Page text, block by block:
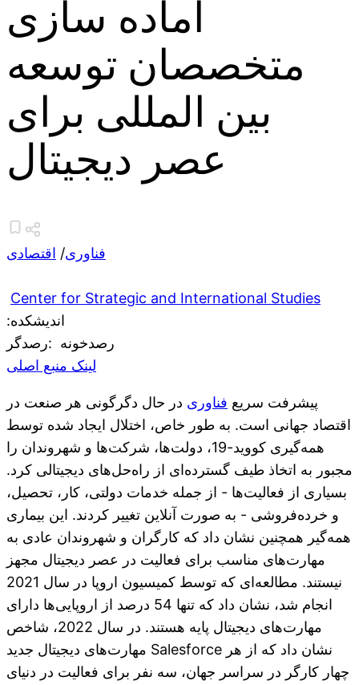
آماده سازی
متخصصان توسعه
بین المللی برای
عصر دیجیتال
فناوری/ اقتصادی
Center for Strategic and International Studies
:اندیشکده
رصدخونه :رصدگر
لینک منبع اصلی
پیشرفت سریع فناوری در حال دگرگونی هر صنعت در
اقتصاد جهانی است. به طور خاص، اختلال ایجاد شده توسط
همه‌گیری کووید-19، دولت‌ها، شرکت‌ها و شهروندان را
مجبور به اتخاذ طیف گسترده‌ای از راه‌حل‌های دیجیتالی کرد.
بسیاری از فعالیت‌ها - از جمله خدمات دولتی، کار، تحصیل،
و خرده‌فروشی - به صورت آنلاین تغییر کردند. این بیماری
همه‌گیر همچنین نشان داد که کارگران و شهروندان عادی به
مهارت‌های مناسب برای فعالیت در عصر دیجیتال مجهز
نیستند. مطالعه‌ای که توسط کمیسیون اروپا در سال 2021
انجام شد، نشان داد که تنها 54 درصد از اروپایی‌ها دارای
مهارت‌های دیجیتال پایه هستند. در سال 2022، شاخص
مهارت‌های دیجیتال جدید Salesforce نشان داد که از هر
چهار کارگر در سراسر جهان، سه نفر برای فعالیت در دنیای